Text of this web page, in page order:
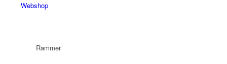
Webshop
Rammer